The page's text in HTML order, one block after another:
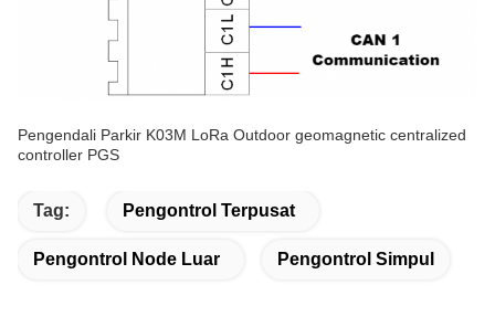
Pengendali Parkir K03M LoRa Outdoor geomagnetic centralized
controller PGS
Tag: Pengontrol Terpusat
Pengontrol Node Luar Pengontrol Simpul